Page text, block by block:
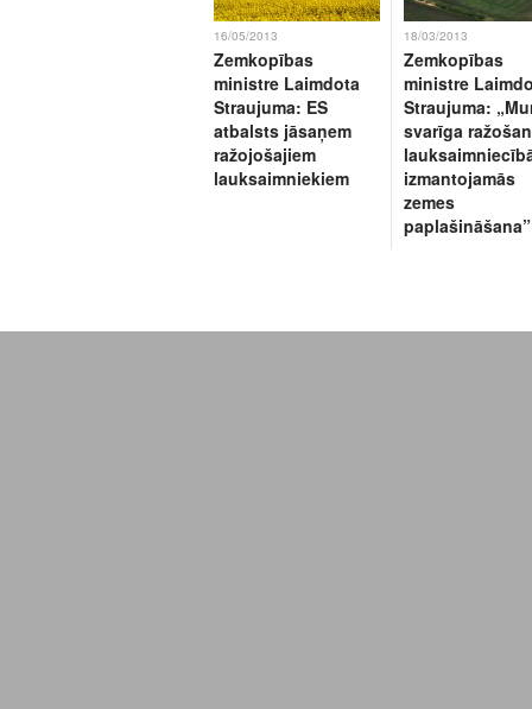
16/05/2013
Zemkopības
ministre Laimdota
Straujuma: ES
atbalsts jāsaņem
ražojošajiem
lauksaimniekiem
18/03/2013
Zemkopības
ministre
Straujuma:
svarīga
izmantojamās
zemes
paplašināšana”